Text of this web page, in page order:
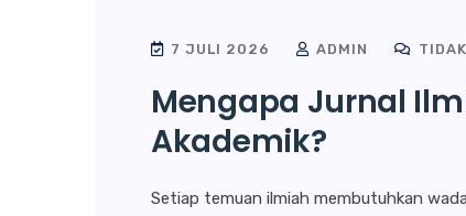
7 JULI 2026 ADMIN
Mengapa Jurnal
Akademik?
Setiap temuan ilmiah membutuhkan